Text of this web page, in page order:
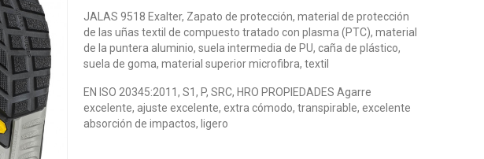
JALAS 9518 Exalter, Zapato de protección, material de protección
de las uñas textil de compuesto tratado con plasma (PTC), material
de la puntera aluminio, suela intermedia de PU, caña de plástico,
suela de goma, material superior microfibra, textil
EN ISO 20345:2011, S1, P, SRC, HRO PROPIEDADES Agarre
excelente, ajuste excelente, extra cómodo, transpirable, excelente
absorción de impactos, ligero